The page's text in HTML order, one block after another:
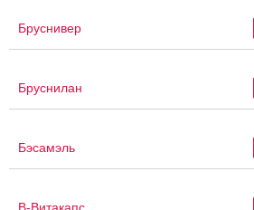
Бруснивер
Бруснилан
Бэсамэль